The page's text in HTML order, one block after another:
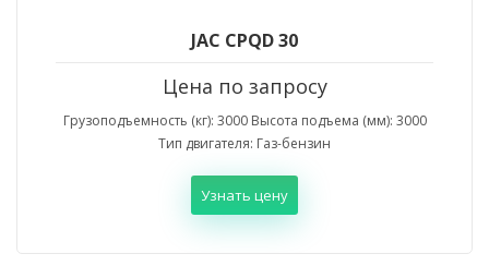
JAC CPQD 30
Цена по запросу
Грузоподъемность (кг): 3000 Высота подъема (мм): 3000
Тип двигателя: Газ-бензин
Узнать цену